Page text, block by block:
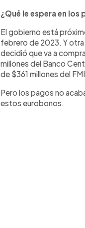
¿Qué le espera en los
El gobierno está
febrero de 2023. Y otra
decidió que va a
millones del Banco
de $361 millones del
Pero los pagos no
estos eurobonos.